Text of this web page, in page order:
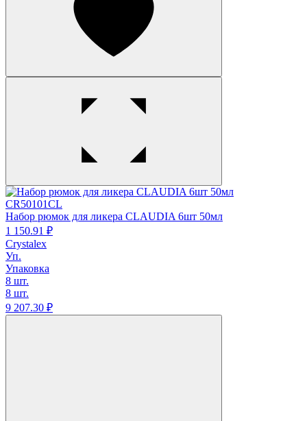
CR50101CL
Набор рюмок для ликера CLAUDIA 6шт 50мл
1 150.91 ₽
Crystalex
Уп.
Упаковка
8 шт.
8 шт.
9 207.30 ₽